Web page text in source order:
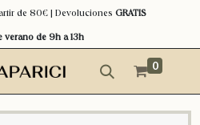
de 80€ | Devoluciones GRATIS
verano de 9h a 13h
0